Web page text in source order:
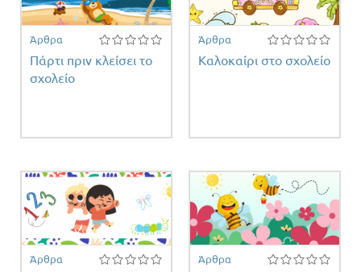
Άρθρα
Πάρτι πριν κλείσει το
σχολείο
Άρθρα
Καλοκαίρι στο σχολείο
Άρθρα Άρθρα